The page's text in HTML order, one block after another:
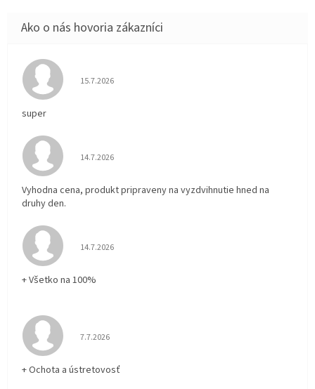
Hodnotenie obchodu je 5 z 5 hviezdičiek.
15.7.2026
super
Hodnotenie obchodu je 5 z 5 hviezdičiek.
14.7.2026
Vyhodna cena, produkt pripraveny na vyzdvihnutie hned na
druhy den.
Hodnotenie obchodu je 5 z 5 hviezdičiek.
14.7.2026
+ Všetko na 100%
Hodnotenie obchodu je 5 z 5 hviezdičiek.
7.7.2026
+ Ochota a ústretovosť